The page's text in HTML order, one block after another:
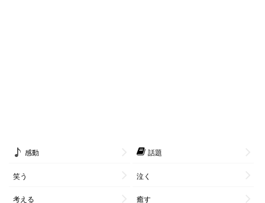
感動 話題
笑う 泣く
考える 癒す